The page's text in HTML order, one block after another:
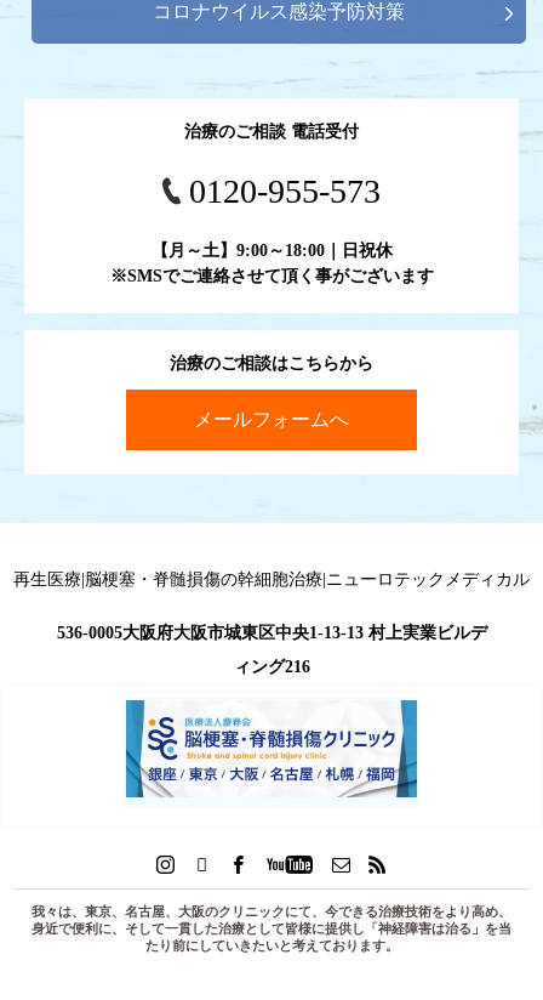
コロナウイルス感染予防対策
治療のご相談はこちらから
メールフォームへ
治療のご相談 電話受付
0120-955-573
【月～土】9:00～18:00｜日祝休
※SMSでご連絡させて頂く事がございます
再生医療|脳梗塞・脊髄損傷の幹細胞治療|ニューロテックメディカル
536-0005大阪府大阪市城東区中央1-13-13 村上実業ビルデ
ィング216
我々は、東京、名古屋、大阪のクリニックにて、今できる治療技術をより高め、
身近で便利に、そして一貫した治療として皆様に提供し「 神経障害は治る 」を当
たり前にしていきたいと考えております。